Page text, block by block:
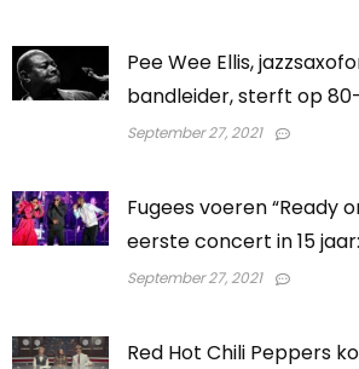
Pee Wee Ellis,
bandleider, sterft op
September 27, 2021
Fugees voeren “Ready
eerste concert in 15
September 27, 2021
Red Hot Chili Peppers